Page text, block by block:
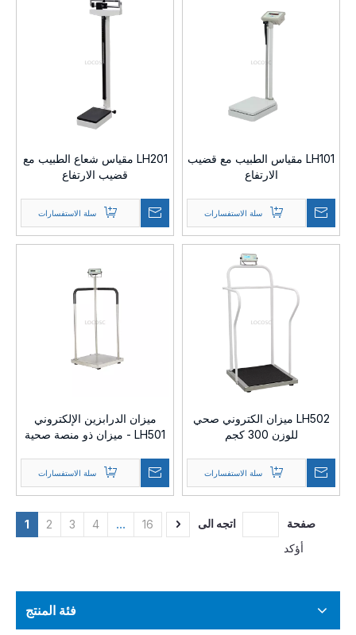
LH101 مقياس الطبيب مع قضيب
الارتفاع
سلة الاستفسارات
LH201 مقياس شعاع الطبيب مع
قضيب الارتفاع
سلة الاستفسارات
LH502 ميزان الكتروني صحي
للوزن 300 كجم
سلة الاستفسارات
ميزان الدرابزين الإلكتروني
LH501 - ميزان ذو منصة صحية
سلة الاستفسارات
1 2 3 4 ... 16 اتجه الى
صفحة
أؤكد
فئة المنتج